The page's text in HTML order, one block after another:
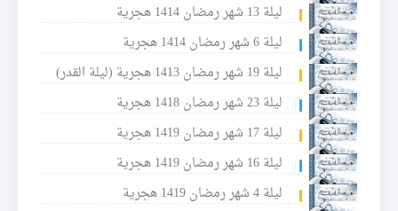
ليلة 13 شهر رمضان 1414 هجرية
ليلة 6 شهر رمضان 1414 هجرية
ليلة 19 شهر رمضان 1413 هجرية (ليلة القدر)
ليلة 23 شهر رمضان 1418 هجرية
ليلة 17 شهر رمضان 1419 هجرية
ليلة 16 شهر رمضان 1419 هجرية
ليلة 4 شهر رمضان 1419 هجرية